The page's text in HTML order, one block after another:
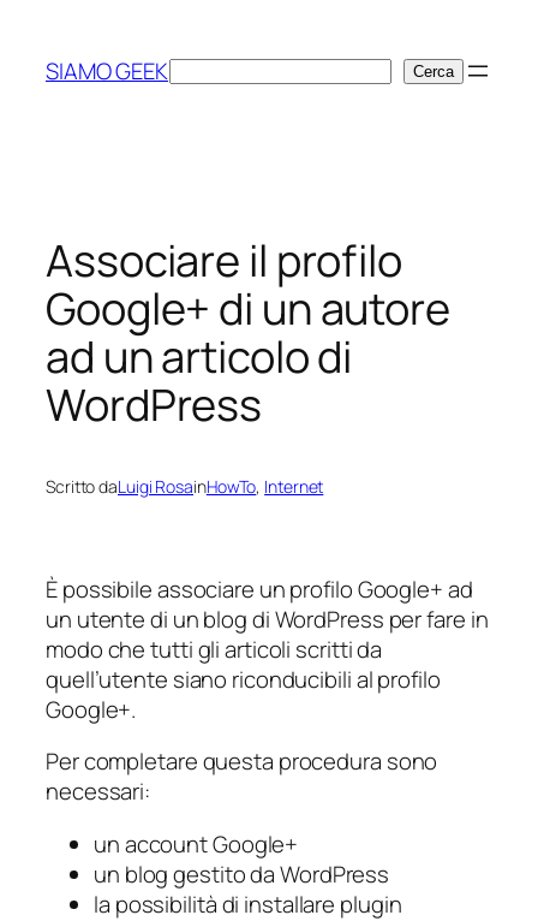
contenuto
SIAMO GEEKCerca Cerca
Associare il profilo
Google+ di un autore
ad un articolo di
WordPress
Scritto daLuigi RosainHowTo, Internet
È possibile associare un profilo Google+ ad
un utente di un blog di WordPress per fare in
modo che tutti gli articoli scritti da
quell’utente siano riconducibili al profilo
Google+.
Per completare questa procedura sono
necessari:
un account Google+
un blog gestito da WordPress
la possibilità di installare plugin